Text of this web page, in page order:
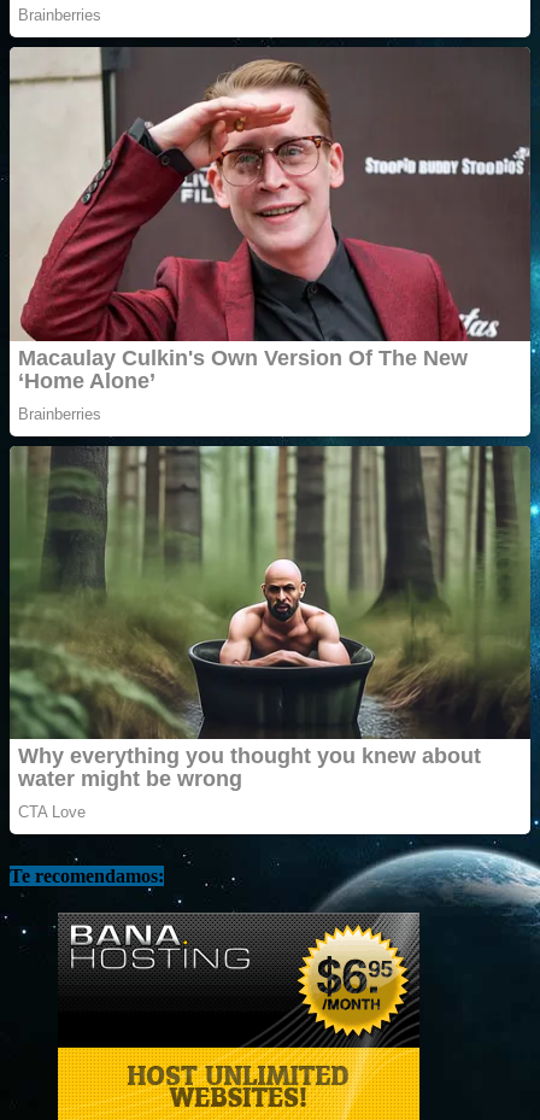
Te recomendamos: